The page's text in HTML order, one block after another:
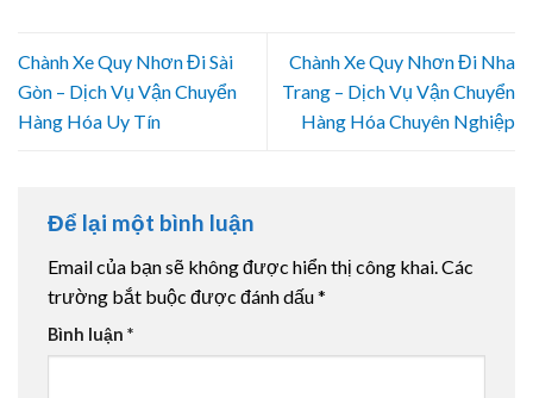
Chành Xe Quy Nhơn Đi Sài
Gòn – Dịch Vụ Vận Chuyển
Hàng Hóa Uy Tín
Chành Xe Quy Nhơn Đi Nha
Trang – Dịch Vụ Vận Chuyển
Hàng Hóa Chuyên Nghiệp
Để lại một bình luận
Email của bạn sẽ không được hiển thị công khai.Các
trường bắt buộc được đánh dấu*
Bình luận *